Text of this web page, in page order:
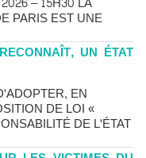
PARIS EST UNE
UN ÉTAT
EN
DE LOI «
DE L'ÉTAT